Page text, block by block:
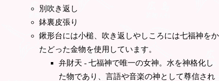
別吹き返し
鉢裏皮張り
鍬形台には小槌、吹き返しやしころには七福神をか
たどった金物を使用しています。
弁財天 - 七福神で唯一の女神。水を神格化し
た物であり、言語や音楽の神として尊信され